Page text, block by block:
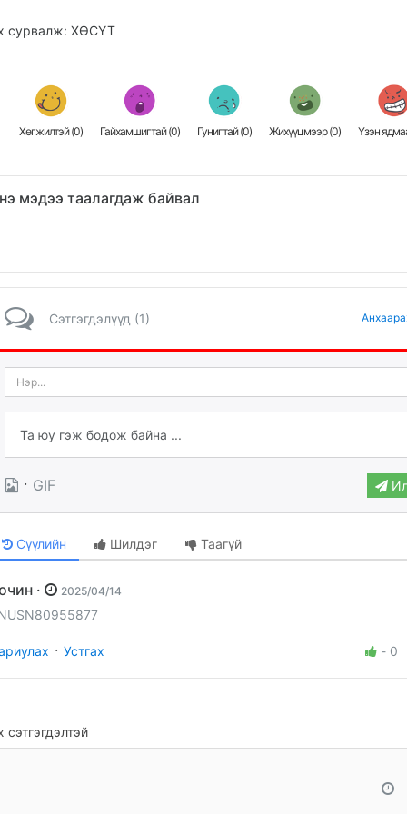
сурвалж: ХӨСҮТ
Хөгжилтэй (0) Гайхамшигтай (0) Гунигтай (0) Жихүүцмээр (0) Үзэн
мэдээ таалагдаж байвал
Сэтгэгдэлүүд (1)
· GIF
Сүүлийн Шилдэг Таагүй
Зочин · 2025/04/14
· Устгах - 0